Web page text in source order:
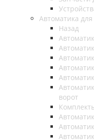
Автоматика
Назад
ворот